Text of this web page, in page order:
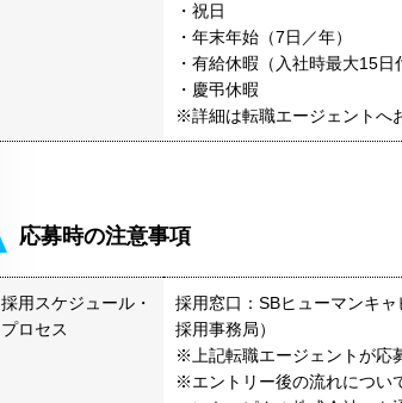
・祝日
・年末年始（7日／年）
・有給休暇（入社時最大15日
・慶弔休暇
※詳細は転職エージェントへ
応募時の注意事項
採用スケジュール・
プロセス
採用窓口：SBヒューマンキ
採用事務局）
※上記転職エージェントが応
※エントリー後の流れについ